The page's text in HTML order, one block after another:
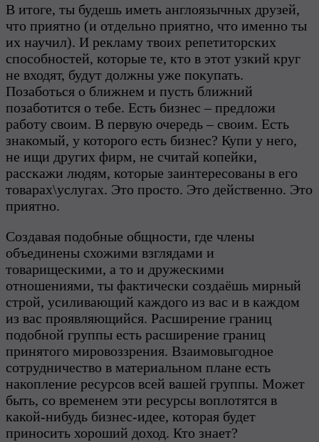
В итоге, ты будешь иметь англоязычных друзей,
что приятно (и отдельно приятно, что именно ты
их научил). И рекламу твоих репетиторских
способностей, которые те, кто в этот узкий круг
не входят, будут должны уже покупать.
Позаботься о ближнем и пусть ближний
позаботится о тебе. Есть бизнес – предложи
работу своим. В первую очередь – своим. Есть
знакомый, у которого есть бизнес? Купи у него,
не ищи других фирм, не считай копейки,
расскажи людям, которые заинтересованы в его
товарах\услугах. Это просто. Это действенно. Это
приятно.
Создавая подобные общности, где члены
объединены схожими взглядами и
товарищескими, а то и дружескими
отношениями, ты фактически создаёшь мирный
строй, усиливающий каждого из вас и в каждом
из вас проявляющийся. Расширение границ
подобной группы есть расширение границ
принятого мировоззрения. Взаимовыгодное
сотрудничество в материальном плане есть
накопление ресурсов всей вашей группы. Может
быть, со временем эти ресурсы воплотятся в
какой-нибудь бизнес-идее, которая будет
приносить хороший доход. Кто знает?